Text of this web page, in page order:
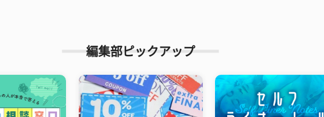
編集部ピックアップ